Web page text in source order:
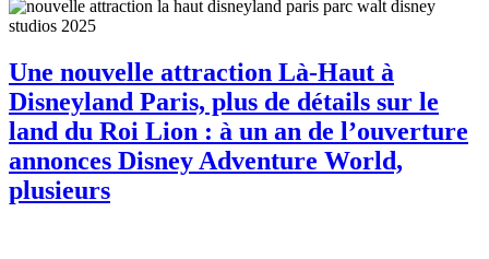
Une nouvelle attraction Là-Haut à
Disneyland Paris, plus de détails sur le
land du Roi Lion : à un an de l’ouverture
annonces Disney Adventure World,
plusieurs